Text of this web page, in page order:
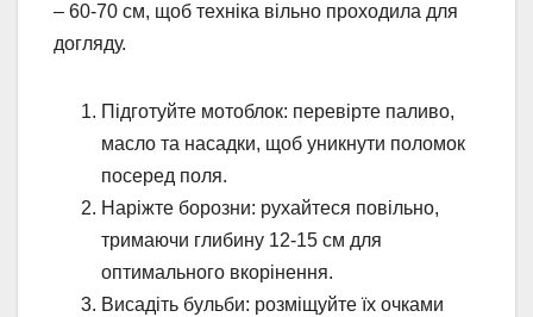
– 60-70 см, щоб техніка вільно проходила для
догляду.
Підготуйте мотоблок: перевірте паливо,
масло та насадки, щоб уникнути поломок
посеред поля.
Наріжте борозни: рухайтеся повільно,
тримаючи глибину 12-15 см для
оптимального вкорінення.
Висадіть бульби: розміщуйте їх очками